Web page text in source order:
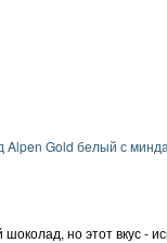
Alpen Gold белый с
но этот вкус -